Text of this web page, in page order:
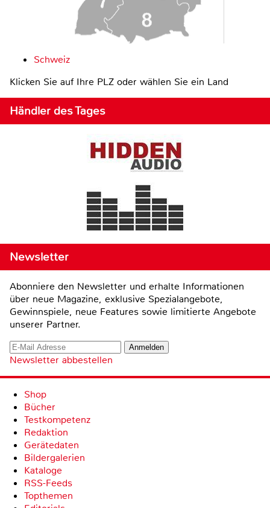
Schweiz
Klicken Sie auf Ihre PLZ oder wählen Sie ein Land
Händler des Tages
Newsletter
Abonniere den Newsletter und erhalte Informationen
über neue Magazine, exklusive Spezialangebote,
Gewinnspiele, neue Features sowie limitierte Angebote
unserer Partner.
Newsletter abbestellen
Shop
Bücher
Testkompetenz
Redaktion
Gerätedaten
Bildergalerien
Kataloge
RSS-Feeds
Topthemen